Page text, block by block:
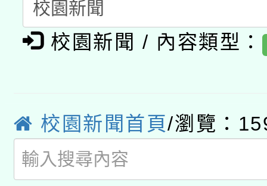
礎課程
A3數位素養講師名單
「數位內容與教學軟
業技術研究院辦理「
用水績優單位及節水達
115年8月22日(星期六
桃園市孔廟祈福系列
2026年桃園地景藝術
校園新聞 / 內容類型：
校園新聞首頁/瀏覽：